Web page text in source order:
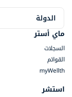
الدولة
ماي أستر
السجلات
القوائم
myWellth
استشر